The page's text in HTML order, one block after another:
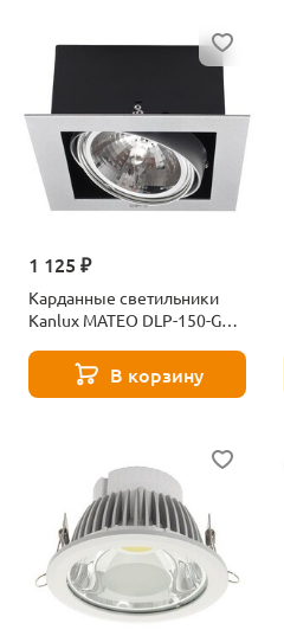
1 125 ₽
Карданные светильники
Kanlux MATEO DLP-150-GR
В корзину